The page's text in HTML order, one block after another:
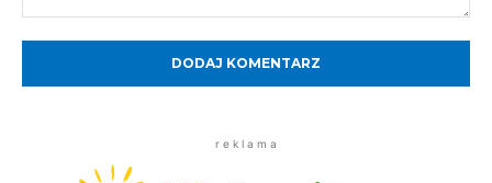
r e k l a m a